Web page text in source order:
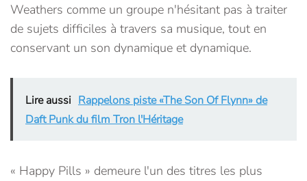
Weathers comme un groupe n'hésitant pas à traiter
de sujets difficiles à travers sa musique, tout en
conservant un son dynamique et dynamique.
Lire aussi Rappelons piste «The Son Of Flynn» de
Daft Punk du film Tron l'Héritage
« Happy Pills » demeure l'un des titres les plus